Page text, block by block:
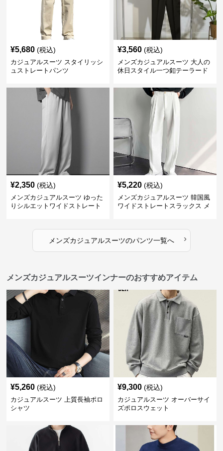
¥5,680 (税込)
カジュアルスーツ スタイリッシ
ュストレートパンツ
¥3,560 (税込)
メンズカジュアルスーツ 大人の
休日スタイル一つ釦テーラード
¥2,350 (税込)
メンズカジュアルスーツ ゆった
りシルエットワイドストレート
¥5,220 (税込)
メンズカジュアルスーツ 韓国風
ワイドストレートスラックス メ
メンズカジュアルスーツのパンツ一覧へ ›
メンズカジュアルスーツインナーのおすすめアイテム
¥5,260 (税込)
カジュアルスーツ 上質長袖ポロ
シャツ
¥9,300 (税込)
カジュアルスーツ オーバーサイ
ズポロスウェット